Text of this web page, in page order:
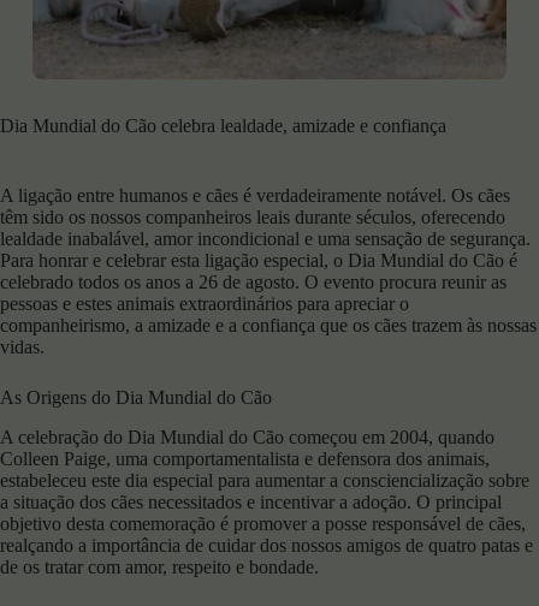
Dia Mundial do Cão celebra lealdade, amizade e confiança
A ligação entre humanos e cães é verdadeiramente notável. Os cães
têm sido os nossos companheiros leais durante séculos, oferecendo
lealdade inabalável, amor incondicional e uma sensação de segurança.
Para honrar e celebrar esta ligação especial, o Dia Mundial do Cão é
celebrado todos os anos a 26 de agosto. O evento procura reunir as
pessoas e estes animais extraordinários para apreciar o
companheirismo, a amizade e a confiança que os cães trazem às nossas
vidas.
As Origens do Dia Mundial do Cão
A celebração do Dia Mundial do Cão começou em 2004, quando
Colleen Paige, uma comportamentalista e defensora dos animais,
estabeleceu este dia especial para aumentar a consciencialização sobre
a situação dos cães necessitados e incentivar a adoção. O principal
objetivo desta comemoração é promover a posse responsável de cães,
realçando a importância de cuidar dos nossos amigos de quatro patas e
de os tratar com amor, respeito e bondade.